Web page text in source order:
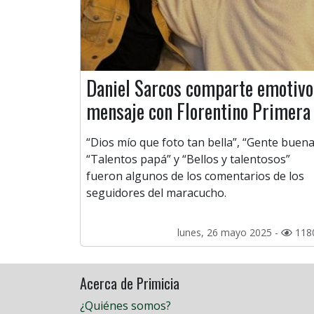
Daniel Sarcos comparte emotivo
mensaje con Florentino Primera
“Dios mío que foto tan bella”, “Gente
“Talentos papá” y “Bellos y talentosos”
fueron algunos de los comentarios de los
seguidores del maracucho.
lunes, 26 mayo 2025 -
Acerca de Primicia
¿Quiénes somos?